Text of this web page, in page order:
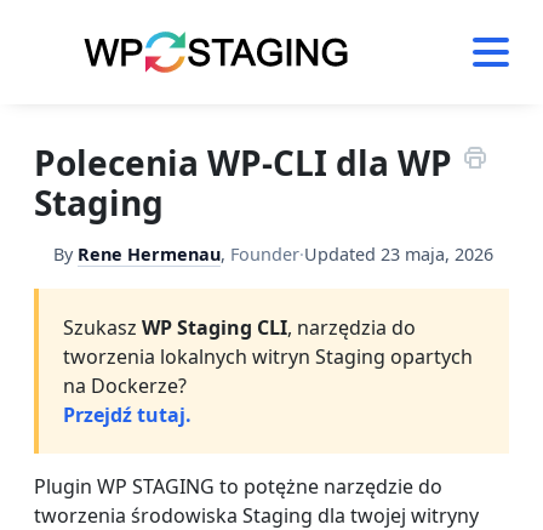
Polecenia WP-CLI dla WP
Staging
By Rene Hermenau, Founder·Updated 23 maja, 2026
Szukasz WP Staging CLI, narzędzia do
tworzenia lokalnych witryn Staging opartych
na Dockerze?
Przejdź tutaj.
Plugin WP STAGING to potężne narzędzie do
tworzenia środowiska Staging dla twojej witryny